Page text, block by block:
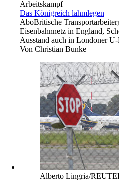
Arbeitskampf
Das Königreich lahmlegen
AboBritische
Eisenbahnnetz in England,
Ausstand auch in Londoner
Von Christian Bunke
Alberto Lingria/